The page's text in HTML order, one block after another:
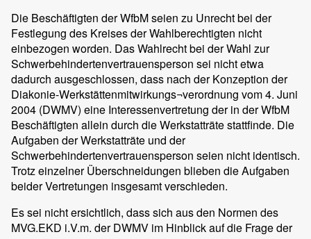
Die Beschäftigten der WfbM seien zu Unrecht bei der
Festlegung des Kreises der Wahlberechtigten nicht
einbezogen worden. Das Wahlrecht bei der Wahl zur
Schwerbehindertenvertrauensperson sei nicht etwa
dadurch ausgeschlossen, dass nach der Konzeption der
Diakonie-Werkstättenmitwirkungs¬verordnung vom 4. Juni
2004 (DWMV) eine Interessenvertretung der in der WfbM
Beschäftigten allein durch die Werkstatträte stattfinde. Die
Aufgaben der Werkstatträte und der
Schwerbehindertenvertrauensperson seien nicht identisch.
Trotz einzelner Überschneidungen blieben die Aufgaben
beider Vertretungen insgesamt verschieden.
Es sei nicht ersichtlich, dass sich aus den Normen des
MVG.EKD i.V.m. der DWMV im Hinblick auf die Frage der